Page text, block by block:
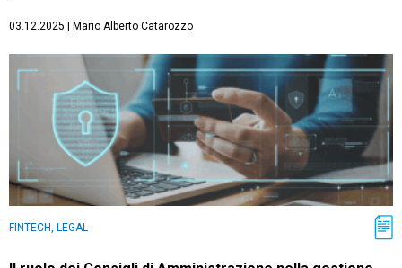
03.12.2025 Mario Alberto Catarozzo
FINTECH, LEGAL